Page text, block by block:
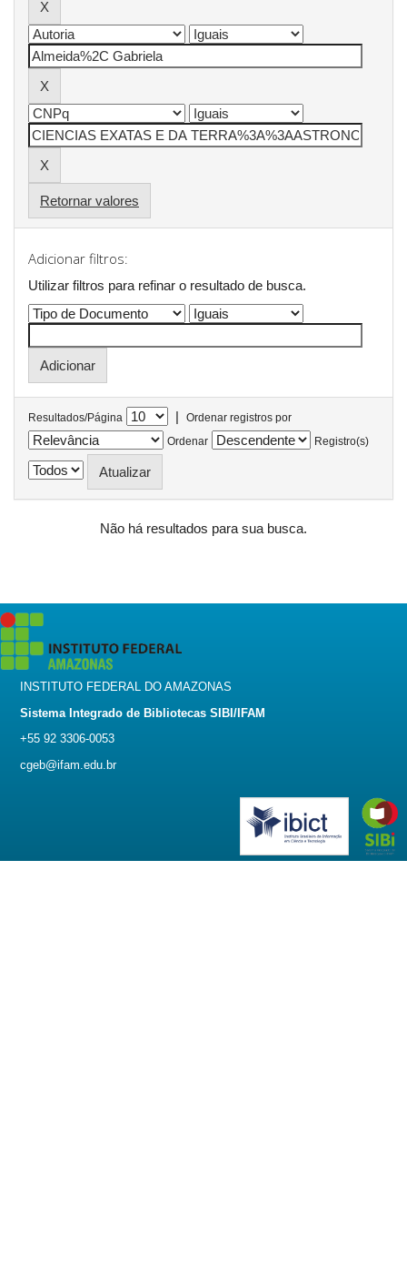
Retornar valores
Adicionar filtros:
Utilizar filtros para refinar o resultado de busca.
Resultados/Página |
Ordenar registros por
Ordenar
Registro(s)
Não há resultados para sua busca.
INSTITUTO FEDERAL DO AMAZONAS
Sistema Integrado de Bibliotecas SIBI/IFAM
+55 92 3306-0053
cgeb@ifam.edu.br